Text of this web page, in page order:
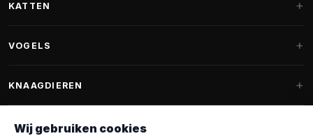
Fantail hondenmanden
Hondenspeelgoed
KATTEN
Krabpalen voor Maine Coon
VOGELS
Vogelvoer binnenvogels
Voederhuisjes
KNAAGDIEREN
Wij gebruiken cookies